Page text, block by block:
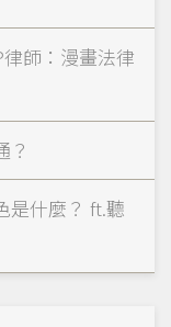
師：漫畫法律
？
是什麼？ ft.聽